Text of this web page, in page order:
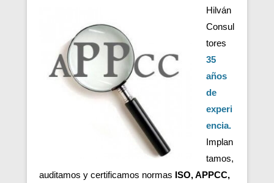
Hilván
Consul
tores
35
años
de
experi
encia.
Implan
tamos,
auditamos y certificamos normas ISO, APPCC,